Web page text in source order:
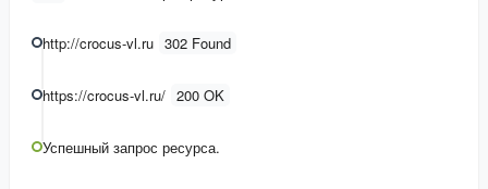
http://crocus-vl.ru 302 Found
https://crocus-vl.ru/ 200 OK
Успешный запрос ресурса.